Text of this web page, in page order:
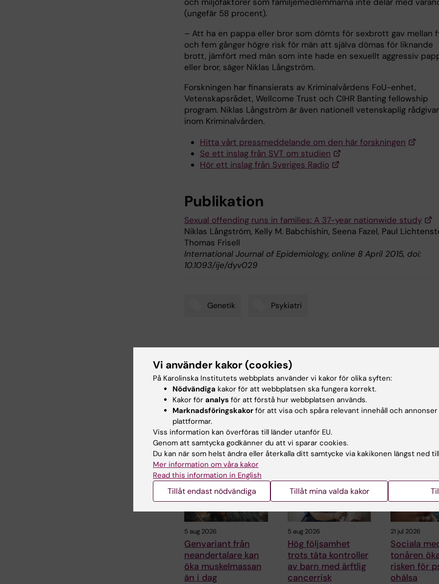
(ungefär 58 procent).
– Att ha en pappa eller bror som dömts för sexbrott gav mellan
och fem gånger högre risk för män att själva dömas för liknande
brott, jämfört med män som inte hade en sexuellt aggressiv
eller bror, säger Niklas Långström.
Forskningen har finansierats av Kriminalvårdens FoU-enhet,
Vetenskapsrådet, Wellcome Trust och CIHR Banting fellowship
program. Niklas Långström är även nationell vetenskaplig
inom Kriminalvården.
Hitta vårt pressmeddelande om den här forskningen
Se ett inslag från SVT om studien
Hör ett inslag från Sveriges Radio
Publikation
Sexual offending runs in families: A 37-year nationwide study
Niklas Långström, Kelly M. Babchishin, Seena Fazel, Paul
Thomas Frisell
International Journal of Epidemiology, online 8 April 2015, doi:
10.1093/ije/dyv029
Genetik Psykiatri
Webb Admin 2017-04-16
Dela
Relaterade artiklar
5 aug 2026
Genvariant från
neandertalare kan
öka muskelmassan
än i dag
5 aug 2026
Hög följsamhet
trots täta kontroller
av barn med ärftlig
cancerrisk
21 jul 2026
Sociala
tonåren
risken för
ohälsa
Vi använder kakor (cookies)
På Karolinska Institutets webbplats använder vi kakor för olika syften:
Nödvändiga kakor för att webbplatsen ska fungera korrekt.
Kakor för analys för att förstå hur webbplatsen används.
Marknadsföringskakor för att visa och spåra relevant innehåll och
plattformar.
Viss information kan överföras till länder utanför EU.
Genom att samtycka godkänner du att vi sparar cookies.
Du kan när som helst ändra eller återkalla ditt samtycke via kakikonen längst ned
Mer information om våra kakor
Read this information in English
Tillåt endast nödvändiga Tillåt mina valda kakor